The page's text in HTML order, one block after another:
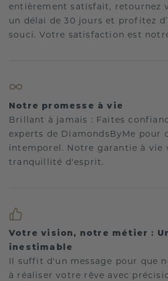
entièrement satisfait, retournez
un délai de 30 jours et profitez
souci. Votre satisfaction est
Notre promesse à vie
Brillant à jamais : Faites
experts de DiamondsByMe pour
intemporel. Notre garantie à vie
tranquillité d'esprit.
Votre vision, notre métier :
inestimable
Il suffit d'un message pour que
à réaliser votre rêve avec